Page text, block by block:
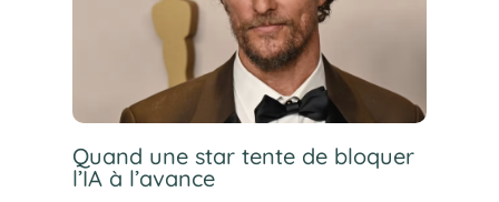
Quand une star tente de bloquer
l’IA à l’avance